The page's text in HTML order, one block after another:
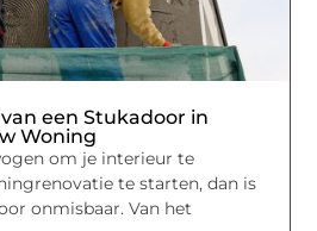
een Stukadoor in
Woning
om je interieur te
te starten, dan is
onmisbaar. Van het